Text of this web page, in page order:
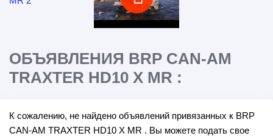
ОБЪЯВЛЕНИЯ BRP CAN-AM
TRAXTER HD10 X MR :
К сожалению, не найдено объявлений привязанных к BRP
CAN-AM TRAXTER HD10 X MR . Вы можете подать свое